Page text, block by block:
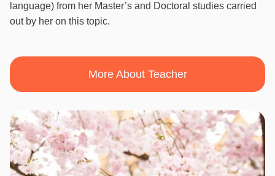
language) from her Master’s and Doctoral studies carried
out by her on this topic.
More About Teacher